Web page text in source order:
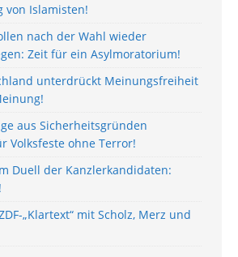
von Islamisten!
nach der Wahl wieder
Zeit für ein Asylmoratorium!
unterdrückt Meinungsfreiheit
aus Sicherheitsgründen
Volksfeste ohne Terror!
Duell der Kanzlerkandidaten:
„Klartext“ mit Scholz, Merz und